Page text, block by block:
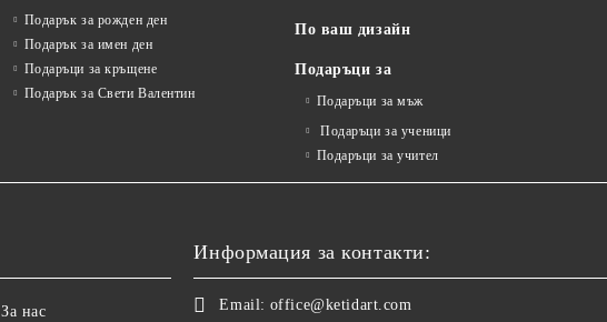
Подарък за рожден ден
Подарък за имен ден
Подаръци за кръщене
Подарък за Свети Валентин
По ваш дизайн
Подаръци за
Подаръци за мъж
Подаръци за ученици
Подаръци за учител
За нас
Информация за контакти:
Email: office@ketidart.com